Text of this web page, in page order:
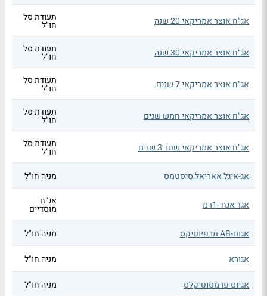
אג"ח אוצר אמריקאי 20 שנה תעודת סל
חו"ל
אג"ח אוצר אמריקאי 30 שנה תעודת סל
חו"ל
אג"ח אוצר אמריקאי 7 שנים תעודת סל
חו"ל
אג"ח אוצר אמריקאי חמש שנים תעודת סל
חו"ל
אג"ח אוצר אמריקאי שטר 3 שנים תעודת סל
חו"ל
אג-איגל אאריאל סיסטמס
מניה חו"ל
אגד אגח -1רמ אג"ח
מוסדיים
אגום-AB תרפיוטיקס
מניה חו"ל
אגורא מניה חו"ל
אגיוס פרמסוטיקלס מניה חו"ל